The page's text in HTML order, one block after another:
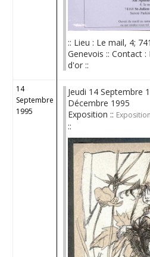
:: Lieu : Le mail, 4;
Genevois :: Contact :
d'or ::
14
Septembre
1995
Jeudi 14 Septembre
Décembre 1995
Exposition ::
::